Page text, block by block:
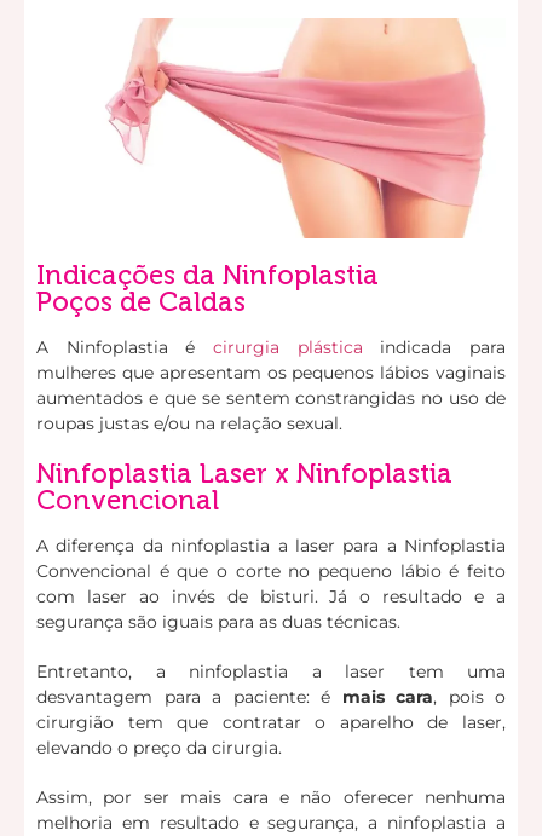
Indicações da Ninfoplastia
Poços de Caldas
A Ninfoplastia é cirurgia plástica indicada para
mulheres que apresentam os pequenos lábios vaginais
aumentados e que se sentem constrangidas no uso de
roupas justas e/ou na relação sexual.
Ninfoplastia Laser x Ninfoplastia
Convencional
A diferença da ninfoplastia a laser para a Ninfoplastia
Convencional é que o corte no pequeno lábio é feito
com laser ao invés de bisturi. Já o resultado e a
segurança são iguais para as duas técnicas.
Entretanto, a ninfoplastia a laser tem uma
desvantagem para a paciente: é mais cara, pois o
cirurgião tem que contratar o aparelho de laser,
elevando o preço da cirurgia.
Assim, por ser mais cara e não oferecer nenhuma
melhoria em resultado e segurança, a ninfoplastia a